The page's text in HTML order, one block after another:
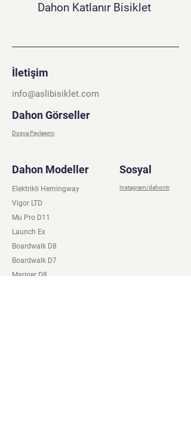
Dahon Katlanır Bisiklet
İletişim
info@aslibisiklet.com
Dahon Görseller
Dosya Paylaşımı
Dahon Modeller
Elektrikli Hemingway
Vigor LTD
Mu Pro D11
Launch Ex
Boardwalk D8
Boardwalk D7
Mariner D8
Sosyal
Instagram/dahontr